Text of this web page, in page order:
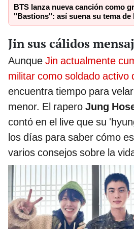
BTS lanza nueva canción como
"Bastions": así suena su tema de
Jin sus cálidos
Aunque Jin actualmente
militar como soldado activo
encuentra tiempo para
menor. El rapero Jung
contó en el live que su
los días para saber cómo
varios consejos sobre la